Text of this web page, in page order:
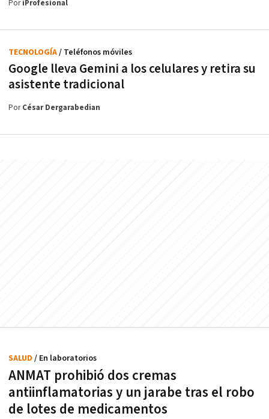
PoriProfesional
Google lleva Gemini a los celulares y retira su
asistente tradicional
TECNOLOGÍA/ Teléfonos móviles
PorCésar Dergarabedian
ANMAT prohibió dos cremas
antiinflamatorias y un jarabe tras el robo
de lotes de medicamentos
SALUD / En laboratorios